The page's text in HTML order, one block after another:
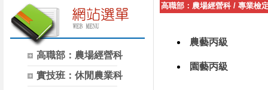
高職部：農場經營科
實技班：休閒農業科
高職部：農場經營科 / 專業檢
農藝丙級
園藝丙級